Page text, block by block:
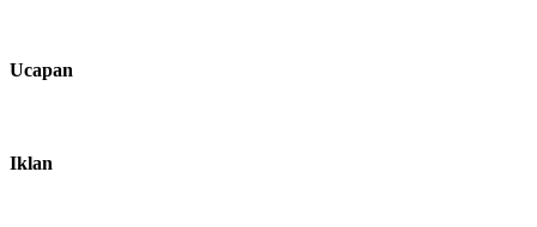
Ucapan
Iklan